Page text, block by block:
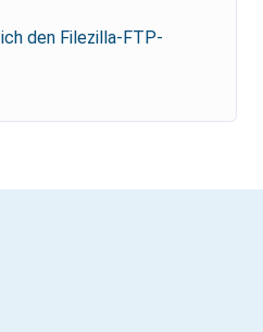
den Filezilla-FTP-